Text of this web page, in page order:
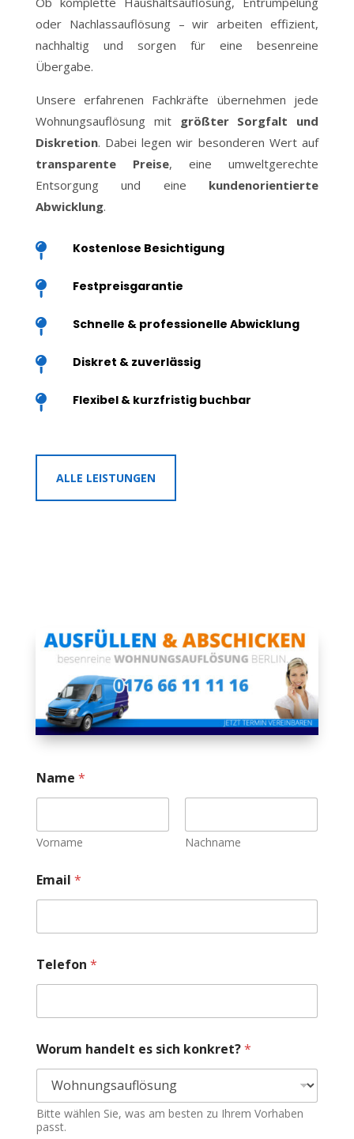
oder Nachlassauflösung – wir arbeiten effizient,
nachhaltig und sorgen für eine besenreine
Übergabe.
Unsere erfahrenen Fachkräfte übernehmen jede
Wohnungsauflösung mit größter Sorgfalt und
Diskretion. Dabei legen wir besonderen Wert auf
transparente Preise, eine umweltgerechte
Entsorgung und eine kundenorientierte
Abwicklung.
 Kostenlose Besichtigung
 Festpreisgarantie
 Schnelle & professionelle Abwicklung
 Diskret & zuverlässig
 Flexibel & kurzfristig buchbar
ALLE LEISTUNGEN
Name *
Vorname Nachname
Email *
Telefon *
Worum handelt es sich konkret?*
Bitte wählen Sie, was am besten zu Ihrem Vorhaben
passt.